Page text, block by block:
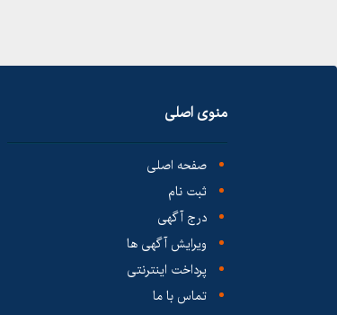
منوی اصلی
صفحه اصلی
ثبت نام
درج آگهی
ویرایش آگهی ها
پرداخت اینترنتی
تماس با ما